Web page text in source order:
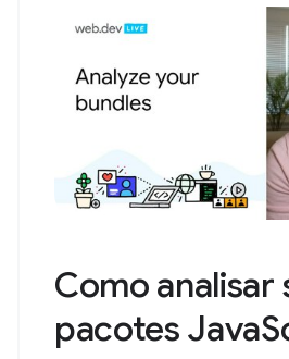
Como analisar
pacotes